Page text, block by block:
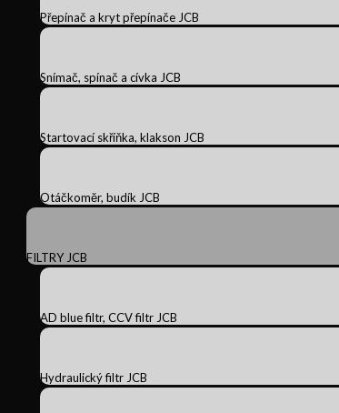
Přepínač a kryt přepínače JCB
Snímač, spínač a cívka JCB
Startovací skříňka, klakson JCB
Otáčkoměr, budík JCB
FILTRY JCB
AD blue filtr, CCV filtr JCB
Hydraulický filtr JCB